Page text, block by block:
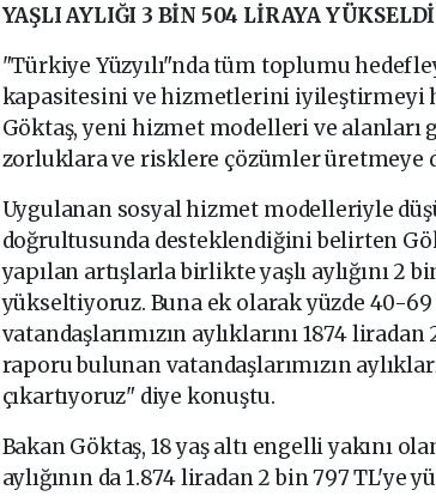
YAŞLI AYLIĞI 3 BİN 504 LİRAYA YÜKSELDİ
"Türkiye Yüzyılı"nda tüm toplumu
kapasitesini ve hizmetlerini iyileştirmeyi
Göktaş, yeni hizmet modelleri ve alanları
zorluklara ve risklere çözümler üretmeye
Uygulanan sosyal hizmet modelleriyle
doğrultusunda desteklendiğini belirten
yapılan artışlarla birlikte yaşlı aylığını 2
yükseltiyoruz. Buna ek olarak yüzde 40-
vatandaşlarımızın aylıklarını 1874
raporu bulunan vatandaşlarımızın
çıkartıyoruz" diye konuştu.
Bakan Göktaş, 18 yaş altı engelli yakını
aylığının da 1.874 liradan 2 bin 797 TL'ye